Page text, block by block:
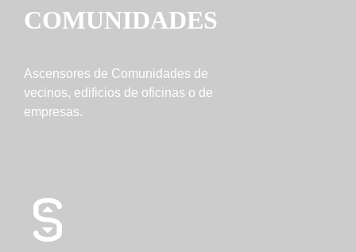
COMUNIDADES
Ascensores de Comunidades de
vecinos, edificios de oficinas o de
empresas.